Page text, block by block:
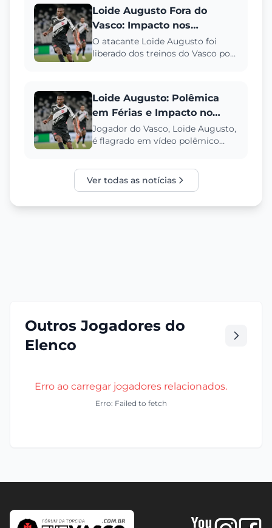
Loide Augusto Fora do
Vasco: Impacto nos
Próximos Jogos e
Desempenho
O atacante Loide Augusto foi
liberado dos treinos do Vasco por
Loide Augusto: Polêmica
em Férias e Impacto no
Vasco | Análise Crítica
Jogador do Vasco, Loide Augusto,
é flagrado em vídeo polêmico
comportam...
Ver todas as notícias
Outros Jogadores do
Elenco
Erro ao carregar jogadores relacionados.
Erro: Failed to fetch